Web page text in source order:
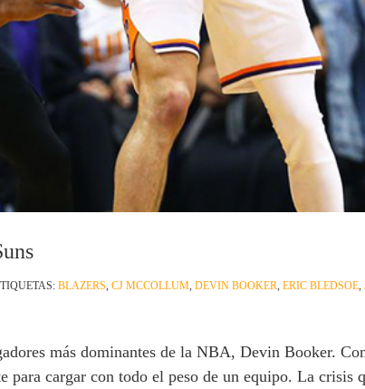
BLAZERS, CJ MCCOLLUM, DEVIN BOOKER, ERIC BLEDSOE,
más dominantes de la NBA, Devin Booker.
para cargar con todo el peso de un equipo. La